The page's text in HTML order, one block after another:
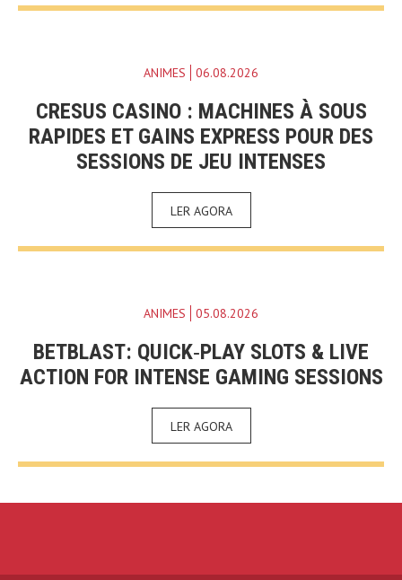
ANIMES 06.08.2026
CRESUS CASINO : MACHINES À SOUS
RAPIDES ET GAINS EXPRESS POUR DES
SESSIONS DE JEU INTENSES
LER AGORA
ANIMES 05.08.2026
BETBLAST: QUICK‑PLAY SLOTS & LIVE
ACTION FOR INTENSE GAMING SESSIONS
LER AGORA